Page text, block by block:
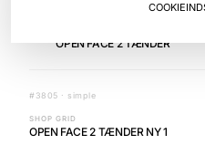
OPEN FACE 2 TÆNDER
#3805 · simple
SHOP GRID
OPEN FACE 2 TÆNDER NY 1